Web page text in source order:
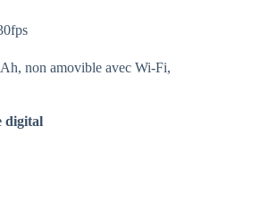
non amovible avec Wi-Fi,
digital